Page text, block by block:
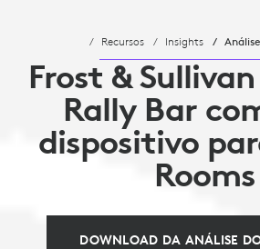
Recursos Insights
Frost &
Rally Bar
dispositivo
Rooms
DOWNLOAD DA ANÁLISE